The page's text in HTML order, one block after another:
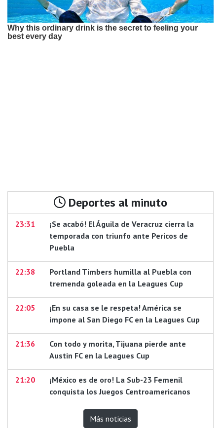
Deportes al minuto
23:31
¡Se acabó! El Águila de Veracruz cierra la
temporada con triunfo ante Pericos de
Puebla
22:38
Portland Timbers humilla al Puebla con
tremenda goleada en la Leagues Cup
22:05
¡En su casa se le respeta! América se
impone al San Diego FC en la Leagues Cup
21:36
Con todo y morita, Tijuana pierde ante
Austin FC en la Leagues Cup
21:20
¡México es de oro! La Sub-23 Femenil
conquista los Juegos Centroamericanos
Más noticias